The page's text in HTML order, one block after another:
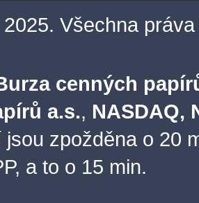
Všechna práva
cenných
a.s., NASDAQ,
zpožděna o 20
a to o 15 min.